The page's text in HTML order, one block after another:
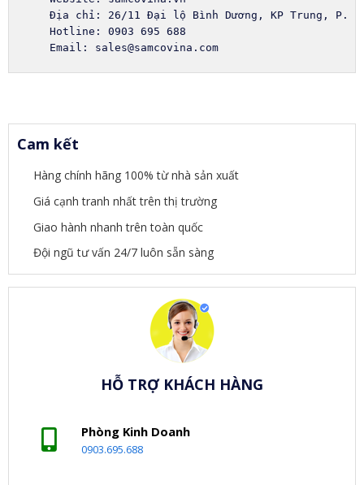
Email: sales@samcovina.com
Cam kết
Hàng chính hãng 100% từ nhà sản xuất
Giá cạnh tranh nhất trên thị trường
Giao hành nhanh trên toàn quốc
Đội ngũ tư vấn 24/7 luôn sẵn sàng
HỖ TRỢ KHÁCH HÀNG
Phòng Kinh Doanh
0903.695.688